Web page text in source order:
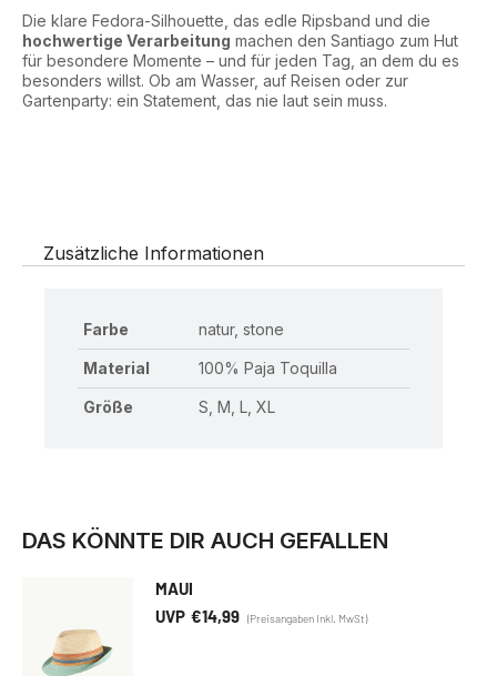
Die klare Fedora-Silhouette, das edle Ripsband und die
hochwertige Verarbeitung machen den Santiago zum Hut
für besondere Momente – und für jeden Tag, an dem du es
besonders willst. Ob am Wasser, auf Reisen oder zur
Gartenparty: ein Statement, das nie laut sein muss.
Zusätzliche Informationen
Farbe natur, stone
Material 100% Paja Toquilla
Größe S, M, L, XL
DAS KÖNNTE DIR AUCH GEFALLEN
MAUI
€14,99